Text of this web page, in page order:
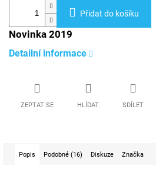
Přidat do košíku
Novinka 2019
Detailní informace
ZEPTAT SE HLÍDAT SDÍLET
Popis Podobné (16) Diskuze Značka